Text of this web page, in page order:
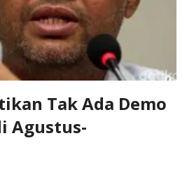
Tak Ada Demo
Agustus-